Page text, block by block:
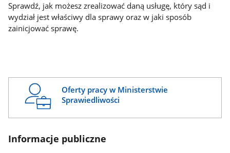
Sprawdź, jak możesz zrealizować daną usługę, który sąd i
wydział jest właściwy dla sprawy oraz w jaki sposób
zainicjować sprawę.
Oferty pracy w Ministerstwie
Sprawiedliwości
Informacje publiczne